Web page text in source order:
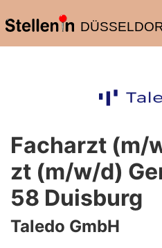
Facharzt (m/
zt (m/w/d)
58 Duisburg
Taledo GmbH